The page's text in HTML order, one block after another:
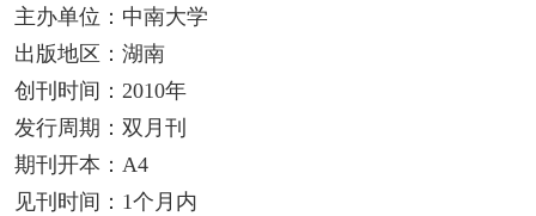
主办单位：中南大学
出版地区：湖南
创刊时间：2010年
发行周期：双月刊
期刊开本：A4
见刊时间：1个月内